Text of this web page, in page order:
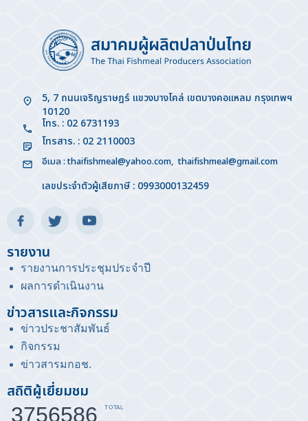
5, 7 ถนนเจริญราษฎร์ แขวงบางโคล่ เขตบางคอแหลม กรุงเทพฯ
10120
โทร. : 02 6731193
โทรสาร. : 02 2110003
อีเมล :thaifishmeal@yahoo.com,thaifishmeal@gmail.com
เลขประจำตัวผู้เสียภาษี : 0993000132459
รายงาน
รายงานการประชุมประจำปี
ผลการดำเนินงาน
ข่าวสารและกิจกรรม
ข่าวประชาสัมพันธ์
กิจกรรม
ข่าวสารมกอช.
สถิติผู้เยี่ยมชม
3756586 TOTAL